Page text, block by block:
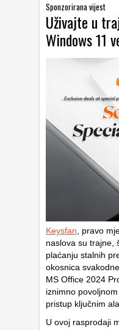
Sponzorirana vijest
Uživajte u
Windows 11
Keysfan , pravo
naslova su trajne,
plaćanju stalnih
okosnica
MS Office 2024
iznimno
pristup ključnim
U ovoj rasprodaji